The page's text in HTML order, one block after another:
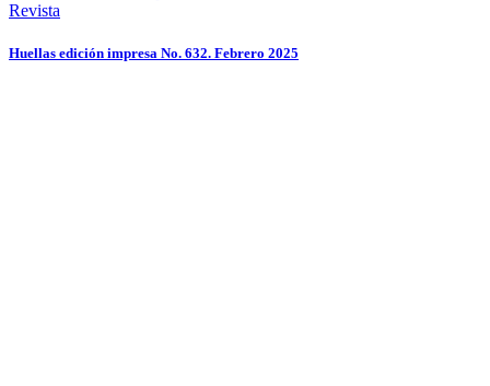
Revista
Huellas edición impresa No. 632. Febrero 2025